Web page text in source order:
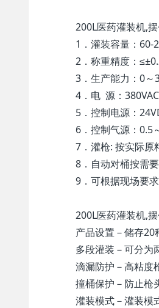
200L医药灌装机,
1．灌装容量：60-
2．称重精度：
3．生产能力：0～
4．电 源：
5．控制电源：
6．控制气源：0.5
7．灌枪: 按实际原
8．自动对桶按需
9．可根据现场要
200L医药灌装机,
产品设置－储存20
多段灌装－可分为
滴漏防护－高粘度
撞桶保护－防止枪
灌装模式－灌装模